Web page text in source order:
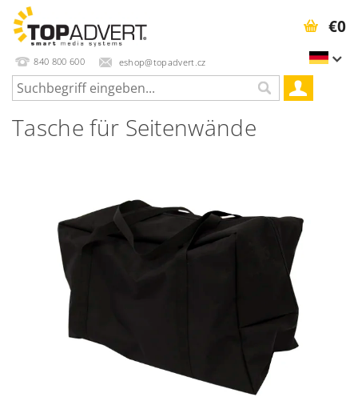
840 800 600 eshop@topadvert.cz
€0
Tasche für Seitenwände